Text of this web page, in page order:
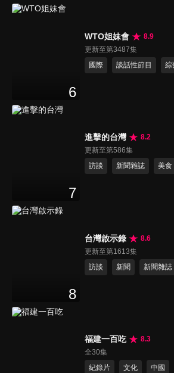
6
WTO姐妹會
8.9
更新至第3487集
國際
談話性節目 綜
7
進擊的台灣
8.2
更新至第586集
訪談
新聞雜誌 美食
8
台灣啟示錄
8.6
更新至第1613集
訪談
新聞 新聞雜誌
福建一百吃
8.3
全30集
紀錄片
文化 中國